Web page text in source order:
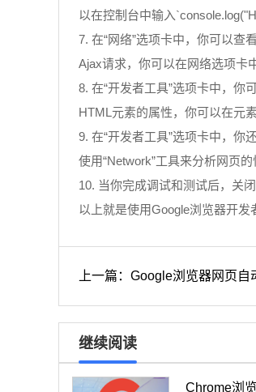
以在控制台中输入
7. 在“网络”选项卡中，你可以查
Ajax请求，你可以在网络选项卡
8. 在“开发者工具”选项卡中，你
HTML元素的属性，你可以在元
9. 在“开发者工具”选项卡中，你
使用“Network”工具来分析网页的
10. 当你完成调试和测试后，关
以上就是使用Google浏览器开
上一篇：Google浏览器网页
继续阅读
Chrome浏